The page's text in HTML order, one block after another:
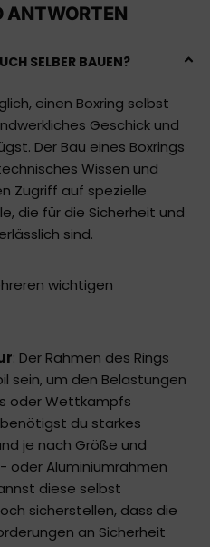
ANTWORTEN
SELBER BAUEN?
einen Boxring selbst
Geschick und
Der Bau eines Boxrings
Wissen und
Zugriff auf spezielle
die für die Sicherheit und
sind.
wichtigen
: Der Rahmen des Rings
sein, um den Belastungen
oder Wettkampfs
du starkes
je nach Größe und
oder Aluminiumrahmen
diese selbst
sicherstellen, dass die
an Sicherheit